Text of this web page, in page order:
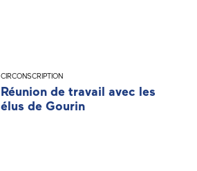
CIRCONSCRIPTION
Réunion de travail avec les
élus de Gourin